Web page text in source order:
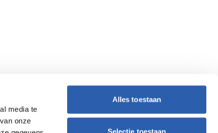
media te
onze
Alles toestaan
Selectie toestaan